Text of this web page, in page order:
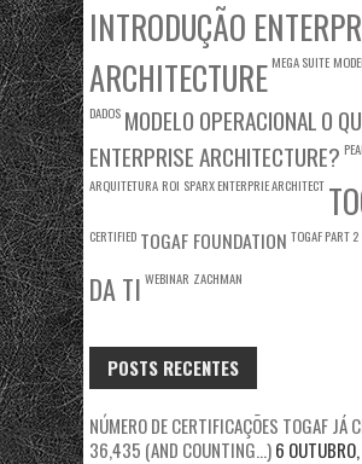
INTRODUÇÃO
ARCHITECTURE MEGA SUITE
DADOS MODELO OPERACIONALO
ENTERPRISE ARCHITECTURE?
ARQUITETURA ROI SPARX ENTERPRIE ARCHITECT
CERTIFIED TOGAF FOUNDATION TOGAF PART 2
DA TI WEBINAR ZACHMAN
POSTS RECENTES
NÚMERO DE CERTIFICAÇÕES TOGAF JÁ
36,435 (AND COUNTING…)6